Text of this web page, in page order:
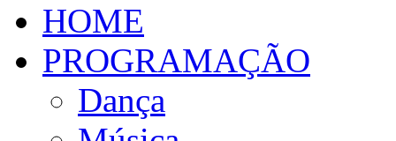
HOME
PROGRAMAÇÃO
Dança